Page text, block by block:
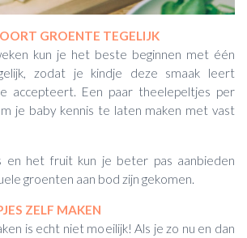
GROENTE TEGELIJK
kun je het beste beginnen met één
zodat je kindje deze smaak leert
accepteert. Een paar theelepeltjes per
je baby kennis te laten maken met vast
en het fruit kun je beter pas aanbieden
groenten aan bod zijn gekomen.
ZELF MAKEN
is echt niet moeilijk! Als je zo nu en dan